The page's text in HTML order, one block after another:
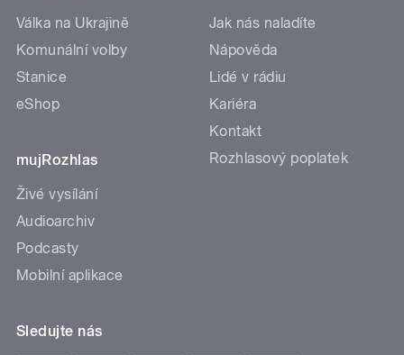
Válka na Ukrajině
Komunální volby
Stanice
eShop
mujRozhlas
Živé vysílání
Audioarchiv
Podcasty
Mobilní aplikace
Jak nás naladíte
Nápověda
Lidé v rádiu
Kariéra
Kontakt
Rozhlasový poplatek
Sledujte nás